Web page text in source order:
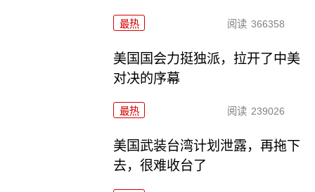
最热 阅读 366358
美国国会力挺独派，拉开了中美
对决的序幕
最热 阅读 239026
美国武装台湾计划泄露，再拖下
去，很难收台了